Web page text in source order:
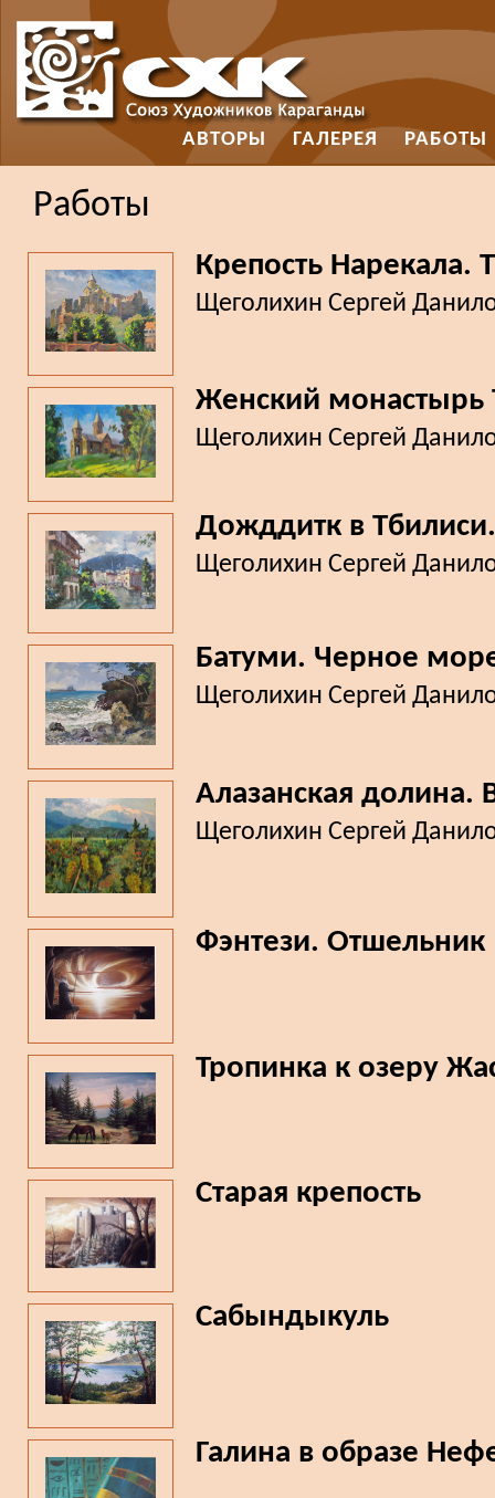
АВТОРЫ ГАЛЕРЕЯ РАБОТЫ
Работы
Крепость Нарекала.
Щеголихин Сергей
Женский монастырь
Щеголихин Сергей
Дожддитк в Тбилиси.
Щеголихин Сергей
Батуми. Черное
Щеголихин Сергей
Алазанская долина.
Щеголихин Сергей
Фэнтези. Отшельник
Тропинка к озеру
Старая крепость
Сабындыкуль
Галина в образе